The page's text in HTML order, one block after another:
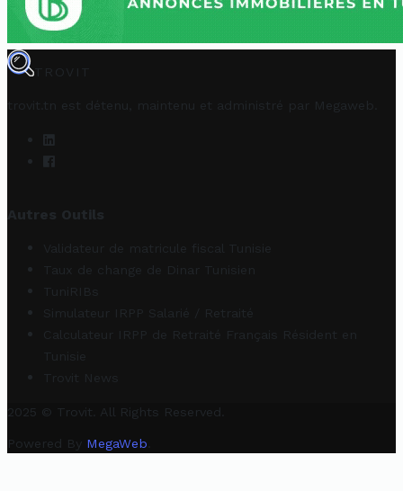
TROVIT
trovit.tn est détenu, maintenu et administré par Megaweb
Autres Outils
Validateur de matricule fiscal Tunisie
Taux de change de Dinar Tunisien
TuniRIBs
Simulateur IRPP Salarié / Retraité
Calculateur IRPP de Retraité Français Résident en
Tunisie
Trovit News
2025 © Trovit. All Rights Reserved.
Powered By MegaWeb